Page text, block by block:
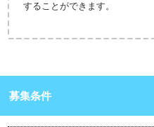
することができます。
募集条件